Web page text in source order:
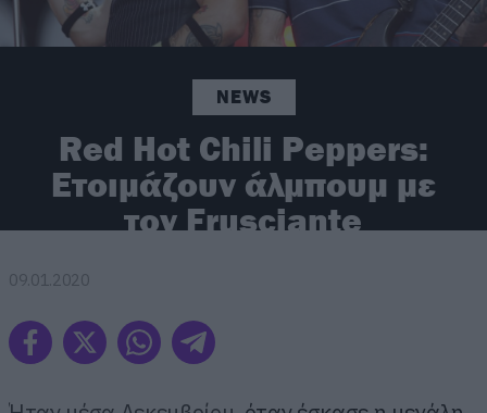
NEWS
Red Hot Chili Peppers:
Ετοιμάζουν άλμπουμ με
τον Frusciante
09.01.2020